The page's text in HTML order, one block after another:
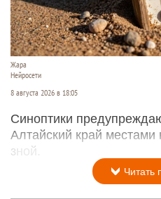
Жара
Нейросети
8 августа 2026 в 18:05
Синоптики
Алтайский край
зной.
Читать